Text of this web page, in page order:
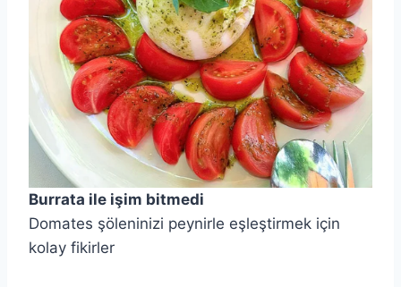
Burrata ile işim bitmedi
Domates şöleninizi peynirle eşleştirmek için
kolay fikirler